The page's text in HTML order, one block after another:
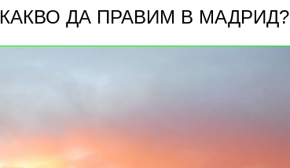
КАКВО ДА ПРАВИМ В МАДРИД?